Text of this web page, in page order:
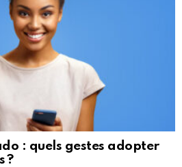
: quels gestes adopter
?